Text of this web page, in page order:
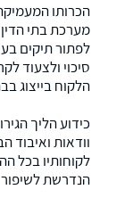
הכרותו
מערכת בתי הדין
לפתור תיקים
סיכוי ולצעוד
הלקוח בייצוג
כידוע הליך
וודאות ואיבוד
לקוחותיו בכל
הנדרשת לשיפור